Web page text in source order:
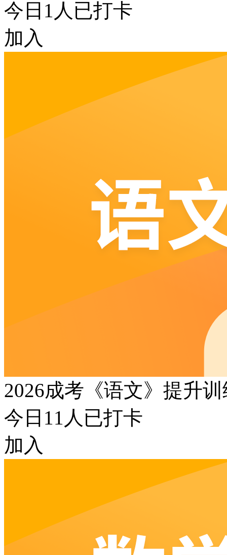
今日 1 人已打卡
加入
2026成考《语文》提升
今日 11 人已打卡
加入